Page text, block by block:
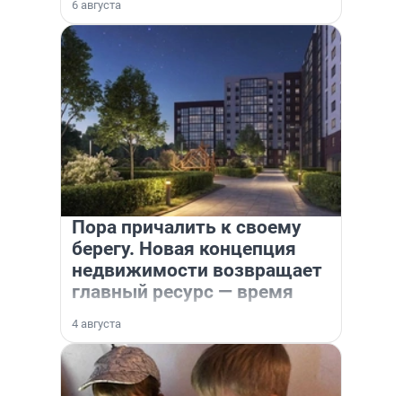
6 августа
Пора причалить к своему
берегу. Новая концепция
недвижимости возвращает
главный ресурс — время
4 августа